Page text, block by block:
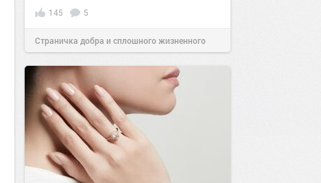
145 5
Страничка добра и сплошного жизненного
позитива!09:0802 янв 2021